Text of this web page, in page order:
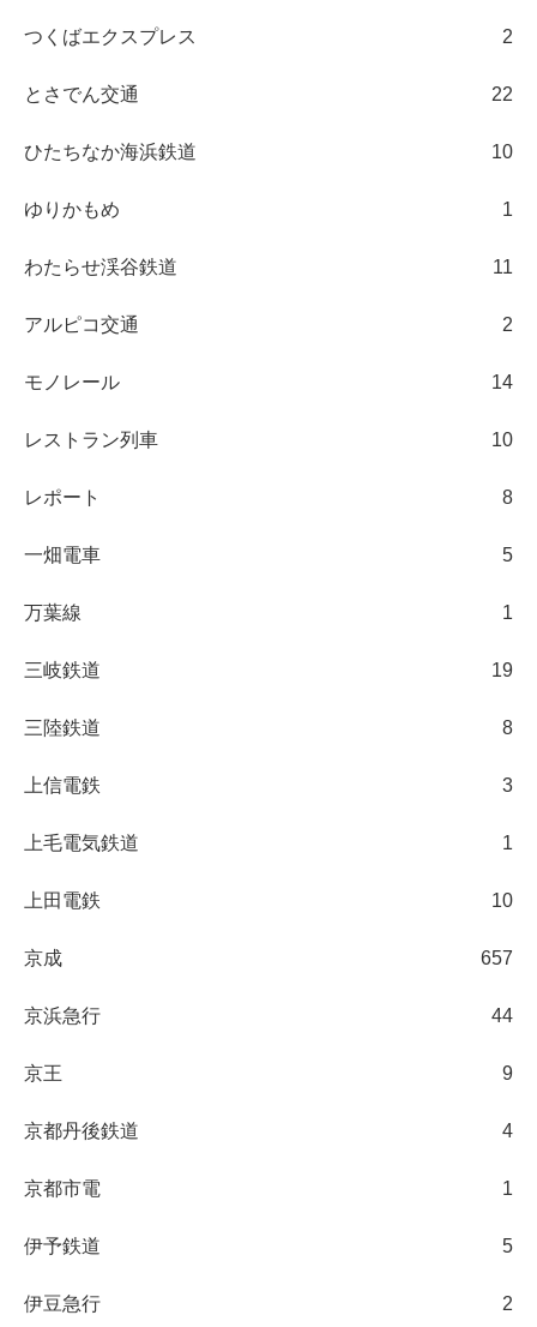
つくばエクスプレス 2
とさでん交通 22
ひたちなか海浜鉄道 10
ゆりかもめ 1
わたらせ渓谷鉄道 11
アルピコ交通 2
モノレール 14
レストラン列車 10
レポート 8
一畑電車 5
万葉線 1
三岐鉄道 19
三陸鉄道 8
上信電鉄 3
上毛電気鉄道 1
上田電鉄 10
京成 657
京浜急行 44
京王 9
京都丹後鉄道 4
京都市電 1
伊予鉄道 5
伊豆急行 2